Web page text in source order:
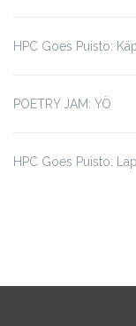
HPC Goes Puisto:
POETRY JAM: YÖ
HPC Goes Puisto: